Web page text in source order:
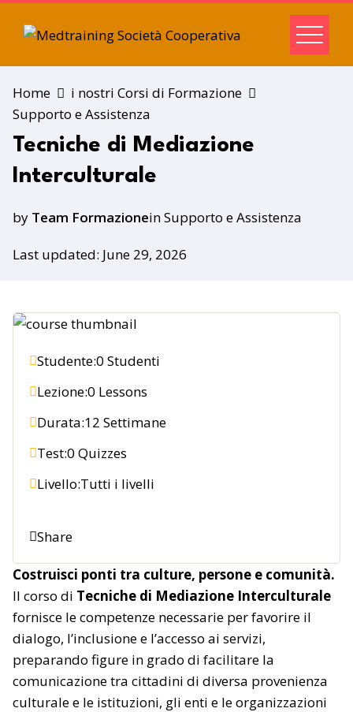
Home
i nostri Corsi di Formazione
Supporto e Assistenza
Tecniche di Mediazione
Interculturale
by Team FormazioneinSupporto e Assistenza
Last updated: June 29, 2026
Costruisci ponti tra culture, persone e comunità.
Il corso di Tecniche di Mediazione Interculturale
fornisce le competenze necessarie per favorire il
dialogo, l’inclusione e l’accesso ai servizi,
preparando figure in grado di facilitare la
comunicazione tra cittadini di diversa provenienza
culturale e le istituzioni, gli enti e le organizzazioni
Studente:0 Studenti
Lezione:0 Lessons
Durata:12 Settimane
Test:0 Quizzes
Livello:Tutti i livelli
Share